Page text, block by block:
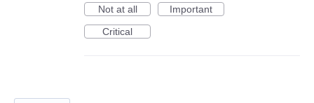
Not at all
Important
Critical